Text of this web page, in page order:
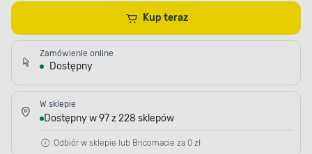
Kup teraz
Zamówienie online
Dostępny
W sklepie
Dostępny w 97 z 228 sklepów
Odbiór w sklepie lub Bricomacie za 0 zł